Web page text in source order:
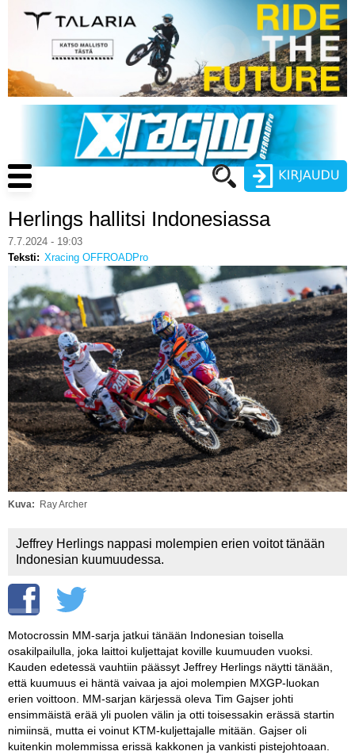
pääsisältöön
Käyttäjätunnus
Salasana
Luo uusi käyttäjätili
Vaihda salasana
Main
navigation
ENDURO
MOTOCROSS
CROSS COUNTRY
MUUT LAJIT
YLEISTÄ ALALTA
LUE DIGILEHDET
ASIAKASPALVELU JA
MEDIATIEDOT
Herlings hallitsi Indonesiassa
7.7.2024 - 19:03
Teksti
Xracing OFFROADPro
Kuva Ray Archer
Jeffrey Herlings nappasi molempien erien voitot tänään
Indonesian kuumuudessa.
Motocrossin MM-sarja jatkui tänään Indonesian toisella
osakilpailulla, joka laittoi kuljettajat koville kuumuuden vuoksi.
Kauden edetessä vauhtiin päässyt Jeffrey Herlings näytti tänään,
että kuumuus ei häntä vaivaa ja ajoi molempien MXGP-luokan
erien voittoon. MM-sarjan kärjessä oleva Tim Gajser johti
ensimmäistä erää yli puolen välin ja otti toisessakin erässä startin
nimiinsä, mutta ei voinut KTM-kuljettajalle mitään. Gajser oli
kuitenkin molemmissa erissä kakkonen ja vankisti pistejohtoaan.